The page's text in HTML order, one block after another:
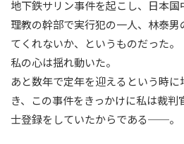
地下鉄サリン事件を起こし、日本
理教の幹部で実行犯の一人、林泰
てくれないか、というものだった。
私の心は揺れ動いた。
あと数年で定年を迎えるという時
き、この事件をきっかけに私は裁
士登録をしていたからである──。